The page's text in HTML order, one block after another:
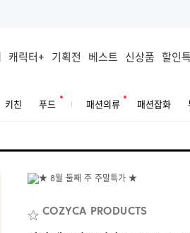
캐릭터+ 기획전 베스트 신상품 할인
키친 푸드 패션의류 패션잡화
COZYCA PRODUCTS